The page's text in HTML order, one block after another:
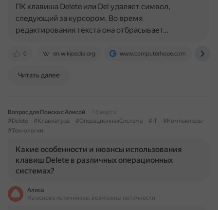
0 en.wikipedia.org www.computerhope.com
ПК клавиша Delete или Del удаляет символ,
следующий за курсором. Во время
редактирования текста она отбрасывает…
Читать далее
Вопрос для Поиска с Алисой
18 марта
#Delete
#Клавиатура #ОперационнаяСистема #IT
#Компьютеры
#Технологии
Какие особенности и нюансы использования
клавиш Delete в различных операционных
системах?
Алиса
На основе источников, возможны неточности